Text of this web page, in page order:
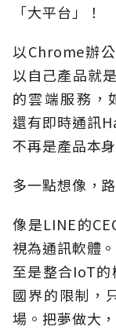
「大平台」！
以Chrome辦
以自己產品就
的雲端服務
還有即時通訊
不再是產品本
多一點想像，
像是LINE的
視為通訊軟體
至是整合IoT
國界的限制，
場。把夢做大